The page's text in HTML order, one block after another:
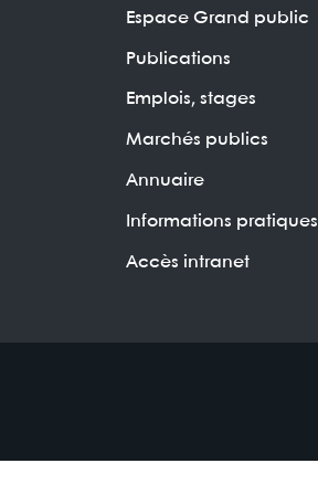
Espace Grand public
Publications
Emplois, stages
Marchés publics
Annuaire
Informations pratiques
Accès intranet